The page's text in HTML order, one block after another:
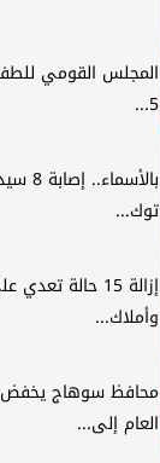
المجلس القومي
5...
توك...
إزالة 15 حالة
وأملاك...
محافظ سوهاج يخفض
العام إلى...